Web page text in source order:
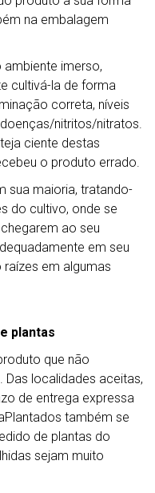
na embalagem
ambiente imerso,
cultivá-la de forma
correta, níveis
nitritos/nitratos.
ciente destas
o produto errado.
sua maioria, tratando-
do cultivo, onde se
ao seu
em seu
em algumas
plantas
que não
localidades aceitas,
de entrega expressa
também se
de plantas do
sejam muito